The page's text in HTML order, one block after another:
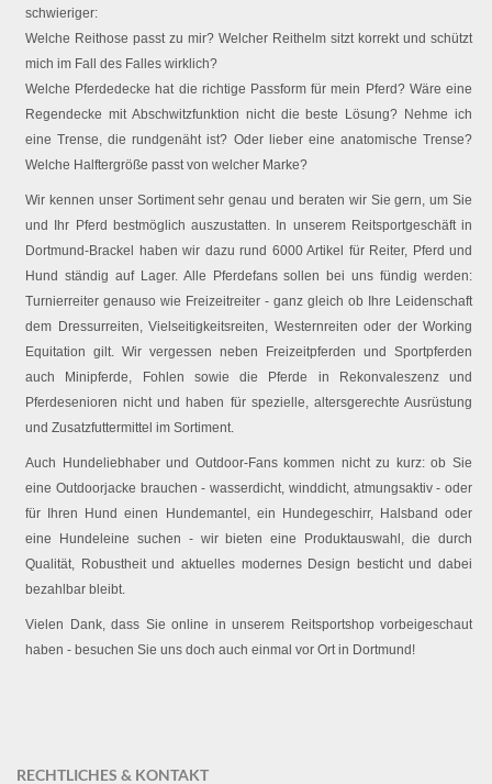
schwieriger:
Welche Reithose passt zu mir? Welcher Reithelm sitzt korrekt und schützt
mich im Fall des Falles wirklich?
Welche Pferdedecke hat die richtige Passform für mein Pferd? Wäre eine
Regendecke mit Abschwitzfunktion nicht die beste Lösung? Nehme ich
eine Trense, die rundgenäht ist? Oder lieber eine anatomische Trense?
Welche Halftergröße passt von welcher Marke?
Wir kennen unser Sortiment sehr genau und beraten wir Sie gern, um Sie
und Ihr Pferd bestmöglich auszustatten. In unserem Reitsportgeschäft in
Dortmund-Brackel haben wir dazu rund 6000 Artikel für Reiter, Pferd und
Hund ständig auf Lager. Alle Pferdefans sollen bei uns fündig werden:
Turnierreiter genauso wie Freizeitreiter - ganz gleich ob Ihre Leidenschaft
dem Dressurreiten, Vielseitigkeitsreiten, Westernreiten oder der Working
Equitation gilt. Wir vergessen neben Freizeitpferden und Sportpferden
auch Minipferde, Fohlen sowie die Pferde in Rekonvaleszenz und
Pferdesenioren nicht und haben für spezielle, altersgerechte Ausrüstung
und Zusatzfuttermittel im Sortiment.
Auch Hundeliebhaber und Outdoor-Fans kommen nicht zu kurz: ob Sie
eine Outdoorjacke brauchen - wasserdicht, winddicht, atmungsaktiv - oder
für Ihren Hund einen Hundemantel, ein Hundegeschirr, Halsband oder
eine Hundeleine suchen - wir bieten eine Produktauswahl, die durch
Qualität, Robustheit und aktuelles modernes Design besticht und dabei
bezahlbar bleibt.
Vielen Dank, dass Sie online in unserem Reitsportshop vorbeigeschaut
haben - besuchen Sie uns doch auch einmal vor Ort in Dortmund!
RECHTLICHES & KONTAKT